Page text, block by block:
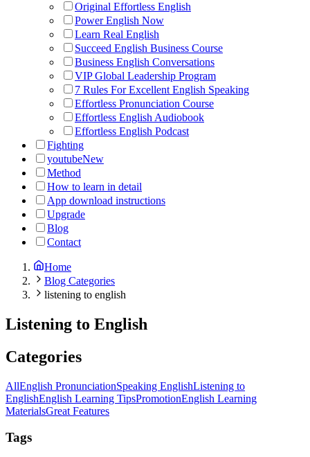
Original Effortless English
Power English Now
Learn Real English
Succeed English Business Course
Business English Conversations
VIP Global Leadership Program
7 Rules For Excellent English Speaking
Effortless Pronunciation Course
Effortless English Audiobook
Effortless English Podcast
Fighting
youtubeNew
Method
How to learn in detail
App download instructions
Upgrade
Blog
Contact
Home
Blog Categories
listening to english
Listening to English
Categories
AllEnglish PronunciationSpeaking EnglishListening to
EnglishEnglish Learning TipsPromotionEnglish Learning
MaterialsGreat Features
Tags